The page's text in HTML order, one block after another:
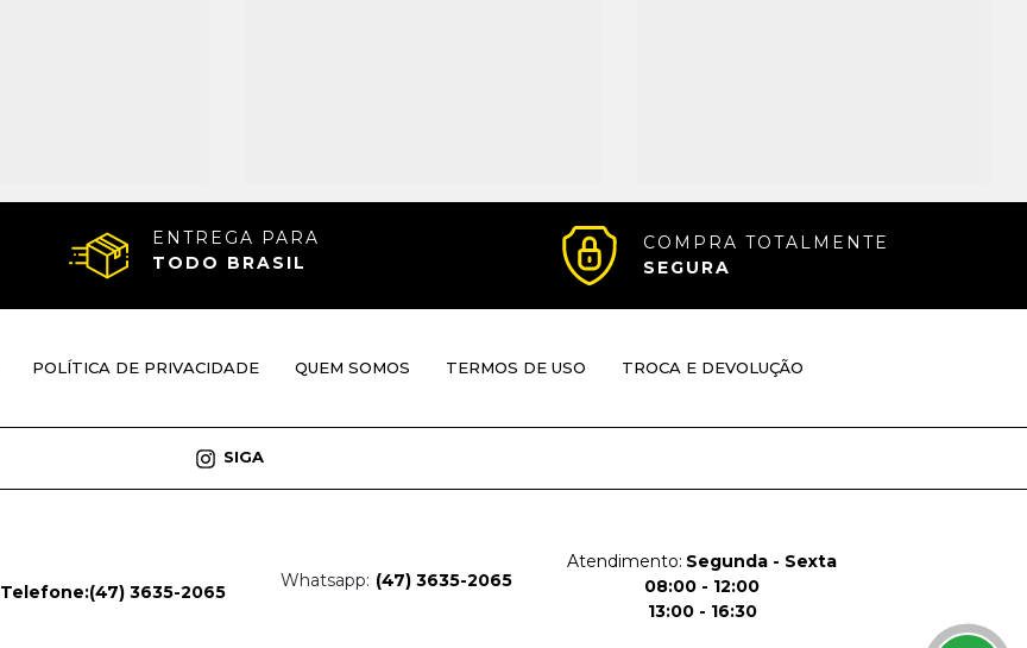
ENTREGA PARA
TODO BRASIL
COMPRA TOTALMENTE
SEGURA
POLÍTICA DE PRIVACIDADE QUEM SOMOS TERMOS DE USO TROCA E DEVOLUÇÃO
SIGA
Telefone:(47) 3635-2065
Whatsapp: (47) 3635-2065
Atendimento: Segunda - Sexta
08:00 - 12:00
13:00 - 16:30